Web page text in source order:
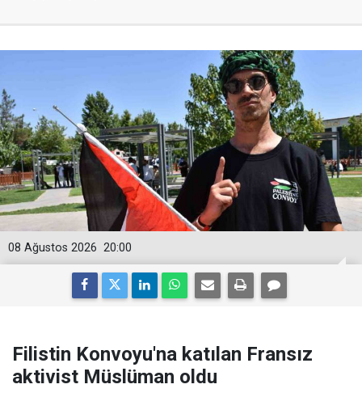
20:00
08 Ağustos 2026
Filistin Konvoyu'na katılan Fransız
aktivist Müslüman oldu